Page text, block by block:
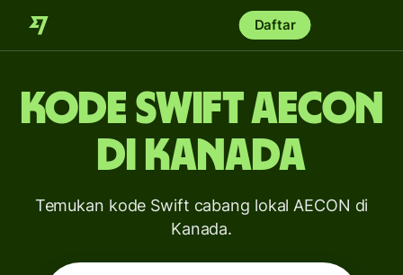
Daftar
Kode Swift AECON
di Kanada
Temukan kode Swift cabang lokal AECON di
Kanada.